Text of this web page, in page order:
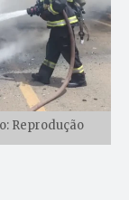
Reprodução